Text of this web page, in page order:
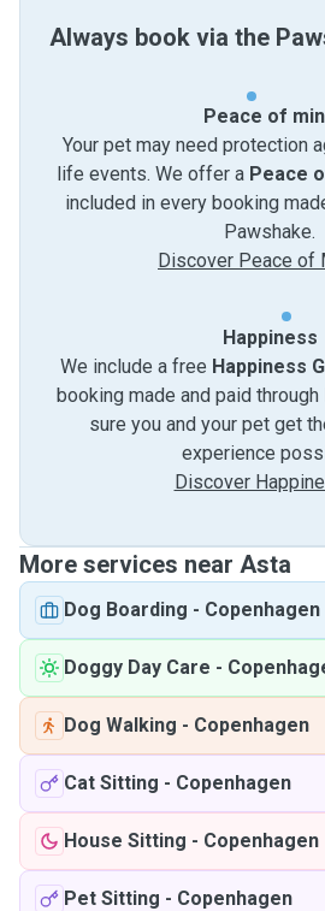
Always book via the
Peace of
Your pet may need protection
life events. We offer a Peace
included in every booking
Pawshake.
Discover Peace of
Happiness
We include a free Happiness
booking made and paid
sure you and your pet get
experience
Discover
More services near Asta
Dog Boarding - Copenhagen
Doggy Day Care -
Dog Walking - Copenhagen
Cat Sitting - Copenhagen
House Sitting - Copenhagen
Pet Sitting - Copenhagen